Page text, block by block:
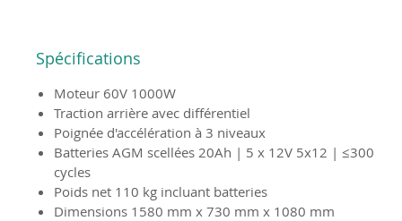
Spécifications
Moteur 60V 1000W
Traction arrière avec différentiel
Poignée d'accélération à 3 niveaux
Batteries AGM scellées 20Ah | 5 x 12V 5x12 | ≤300
cycles
Poids net 110 kg incluant batteries
Dimensions 1580 mm x 730 mm x 1080 mm